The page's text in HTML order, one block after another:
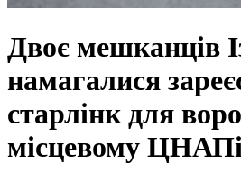
Двоє мешканців
намагалися
старлінк для
місцевому